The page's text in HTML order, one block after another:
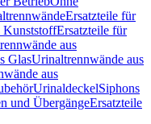
Ersatzteile für
KunststoffErsatzteile für
aus
GlasUrinaltrennwände aus
aus
UrinaldeckelSiphons
und ÜbergängeErsatzteile